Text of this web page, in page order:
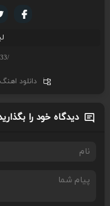
دانلود اهنگ
دیدگاه خود را